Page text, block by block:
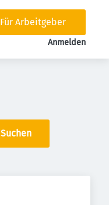
Für Arbeitgeber
Anmelden
Suchen